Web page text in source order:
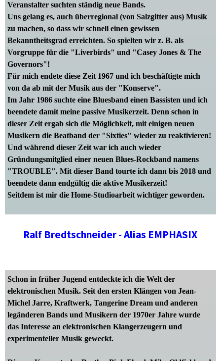
Veranstalter suchten ständig neue Bands.
Uns gelang es, auch überregional (von Salzgitter aus) Musik
zu machen, so dass wir schnell einen gewissen
Bekanntheitsgrad erreichten. So spielten wir z. B. als
Vorgruppe für die "Liverbirds" und "Casey Jones & The
Governors"!
Für mich endete diese Zeit 1967 und ich beschäftigte mich
von da ab mit der Musik aus der "Konserve".
Im Jahr 1986 suchte eine Bluesband einen Bassisten und ich
beendete damit meine passive Musikerzeit. Denn schon in
dieser Zeit ergab sich die Möglichkeit, mit einigen neuen
Musikern die Beatband der "Sixties" wieder zu reaktivieren!
Und während dieser Zeit war ich auch wieder
Gründungsmitglied einer neuen Blues-Rockband namens
"TROUBLE". Mit dieser Band tourte ich dann bis 2018 und
beendete dann endgültig die aktive Musikerzeit!
Seitdem ist mir die Home-Studioarbeit wichtiger geworden.
Ralf Bredtschneider - Alias EMPHASIX
Schon in früher Jugend entdeckte ich die Welt der
elektronischen Musik. Seit den ersten Klängen von Jean-
Michel Jarre, Kraftwerk, Tangerine Dream und anderen
legänderen Bands und Musikern der 1970er Jahre wurde
das Interesse an elektronischen Klangerzeugern und
experimenteller Musik geweckt.